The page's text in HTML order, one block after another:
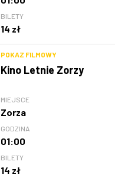
BILETY
14 zł
POKAZ FILMOWY
Kino Letnie Zorzy
MIEJSCE
Zorza
GODZINA
01:00
BILETY
14 zł